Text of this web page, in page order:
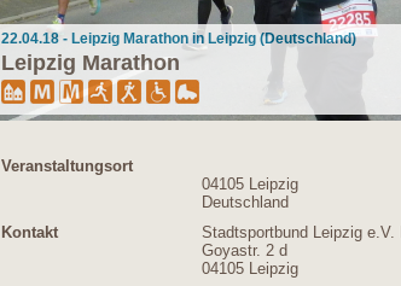
22.04.18 - Leipzig Marathon in Leipzig (Deutschland)
Leipzig Marathon
Veranstaltungsort
04105 Leipzig
Deutschland
Kontakt
Stadtsportbund Leipzig e.V.
Goyastr. 2 d
04105 Leipzig